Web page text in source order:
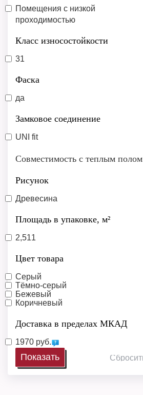
Помещения с низкой
проходимостью
Класс износостойкости
31
Фаска
да
Замковое соединение
UNI fit
Совместимость с теплым полом
Рисунок
Древесина
Площадь в упаковке, м²
2,511
Цвет товара
Серый
Тёмно-серый
Бежевый
Коричневый
Доставка в пределах МКАД
1970 руб.